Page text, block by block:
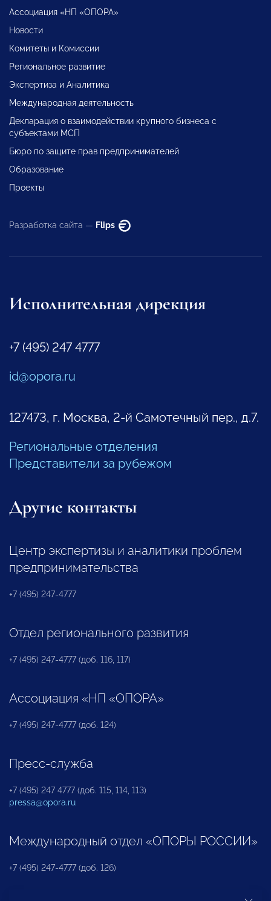
Ассоциация «НП «ОПОРА»
Новости
Комитеты и Комиссии
Региональное развитие
Экспертиза и Аналитика
Международная деятельность
Декларация о взаимодействии крупного бизнеса с
субъектами МСП
Бюро по защите прав предпринимателей
Образование
Проекты
Разработка сайта — Flips
Исполнительная дирекция
+7 (495) 247 4777
id@opora.ru
127473, г. Москва, 2-й Самотечный пер., д.7.
Региональные отделения
Представители за рубежом
Другие контакты
Центр экспертизы и аналитики проблем
предпринимательства
+7 (495) 247-4777
Отдел регионального развития
+7 (495) 247-4777 (доб. 116, 117)
Ассоциация «НП «ОПОРА»
+7 (495) 247-4777 (доб. 124)
Пресс-служба
+7 (495) 247 4777 (доб. 115, 114, 113)
pressa@opora.ru
Международный отдел «ОПОРЫ РОССИИ»
+7 (495) 247-4777 (доб. 126)